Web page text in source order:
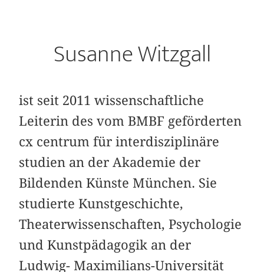
Susanne Witzgall
ist seit 2011 wissenschaftliche
Leiterin des vom BMBF geförderten
cx centrum für interdisziplinäre
studien an der Akademie der
Bildenden Künste München. Sie
studierte Kunstgeschichte,
Theaterwissenschaften, Psychologie
und Kunstpädagogik an der
Ludwig- Maximilians-Universität